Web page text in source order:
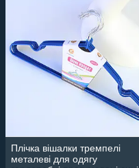
Плічка вішалки тремпелі
металеві для одягу